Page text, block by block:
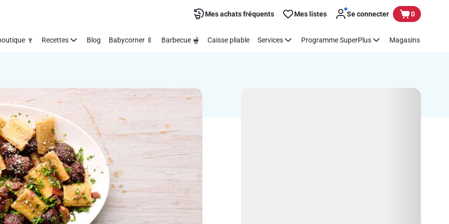
Mes achats fréquents Mes listes Se connecter 0
🍷 Recettes Blog Babycorner 🍼 Barbecue 🫕 Caisse pliable Services Programme SuperPlus Magasins